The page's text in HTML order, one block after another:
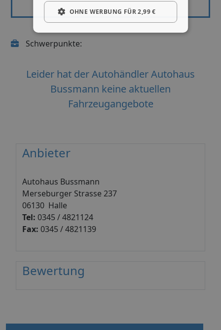
Schwerpunkte:
Leider hat der Autohändler Autohaus
Bussmann keine aktuellen
Fahrzeugangebote
Anbieter
Autohaus Bussmann
Merseburger Strasse 237
06130 Halle
Tel: 0345 / 4821124
Fax: 0345 / 4821139
Bewertung
OHNE WERBUNG FÜR 2,99 €